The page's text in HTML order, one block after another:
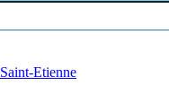
Saint-Etienne